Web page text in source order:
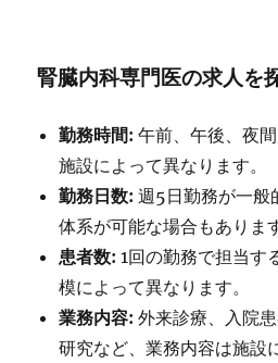
腎臓内科専門医の求人を
勤務時間: 午前、午後、夜
施設によって異なります。
勤務日数: 週5日勤務が一般
体系が可能な場合もありま
患者数: 1回の勤務で担当す
模によって異なります。
業務内容: 外来診療、入院
研究など、業務内容は施設